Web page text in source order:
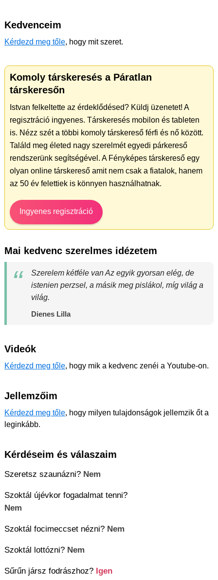
Kedvenceim
Kérdezd meg tőle, hogy mit szeret.
Komoly társkeresés a Páratlan
társkeresőn
Istvan felkeltette az érdeklődésed? Küldj üzenetet! A
regisztráció ingyenes. Társkeresés mobilon és tableten
is. Nézz szét a többi komoly társkereső férfi és nő között.
Találd meg életed nagy szerelmét egyedi párkereső
rendszerünk segítségével. A Fényképes társkereső egy
olyan online társkereső amit nem csak a fiatalok, hanem
az 50 év felettiek is könnyen használhatnak.
Ingyenes regisztráció
Mai kedvenc szerelmes idézetem
Szerelem kétféle van Az egyik gyorsan elég, de
istenien perzsel, a másik meg pislákol, míg világ a
világ.
Dienes Lilla
Videók
Kérdezd meg tőle, hogy mik a kedvenc zenéi a Youtube-on.
Jellemzőim
Kérdezd meg tőle, hogy milyen tulajdonságok jellemzik őt a
leginkább.
Kérdéseim és válaszaim
Szeretsz szaunázni? Nem
Szoktál újévkor fogadalmat tenni?
Nem
Szoktál focimeccset nézni? Nem
Szoktál lottózni? Nem
Sűrűn jársz fodrászhoz? Igen